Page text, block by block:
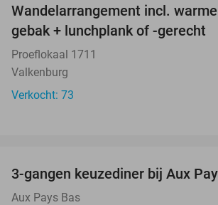
Wandelarrangement incl.
gebak + lunchplank of -gerecht
Proeflokaal 1711
Valkenburg
Verkocht: 73
3-gangen keuzediner bij Aux
Aux Pays Bas